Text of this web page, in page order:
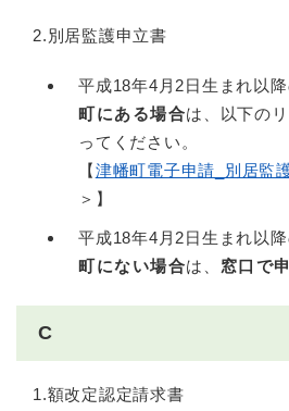
2.別居監護申立書
平成18年4月2日生まれ以
町にある場合は、以下の
ってください。
【津幡町電子申請_別居監
＞ 】
平成18年4月2日生まれ以
町にない場合は、 窓口で
C
1.額改定認定請求書